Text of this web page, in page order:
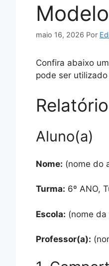
maio 16, 2026 Por
Confira abaixo um
pode ser
Aluno(a)
Nome: (nome do
Turma: 6º ANO,
Escola: (nome da
Professor(a):